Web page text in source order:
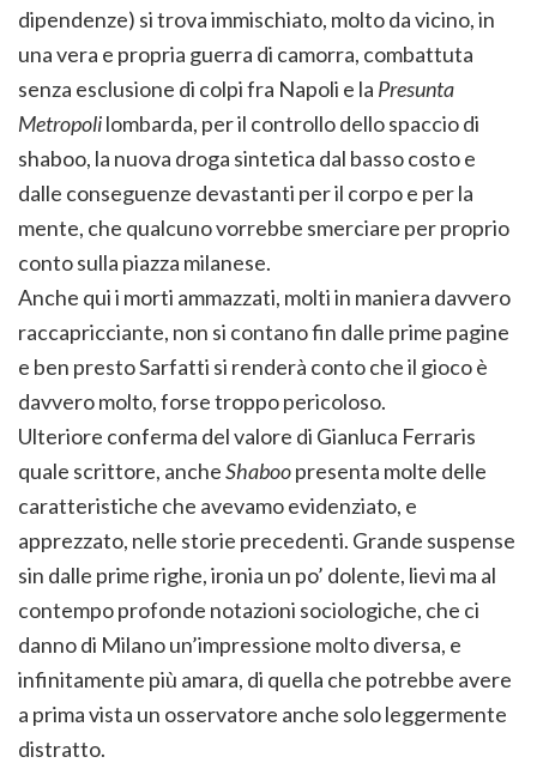
dipendenze) si trova immischiato, molto da vicino, in
una vera e propria guerra di camorra, combattuta
senza esclusione di colpi fra Napoli e la Presunta
Metropolilombarda, per il controllo dello spaccio di
shaboo, la nuova droga sintetica dal basso costo e
dalle conseguenze devastanti per il corpo e per la
mente, che qualcuno vorrebbe smerciare per proprio
conto sulla piazza milanese.
Anche qui i morti ammazzati, molti in maniera davvero
raccapricciante, non si contano fin dalle prime pagine
e ben presto Sarfatti si renderà conto che il gioco è
davvero molto, forse troppo pericoloso.
Ulteriore conferma del valore di Gianluca Ferraris
quale scrittore, ancheShaboopresenta molte delle
caratteristiche che avevamo evidenziato, e
apprezzato, nelle storie precedenti. Grande suspense
sin dalle prime righe, ironia un po’ dolente, lievi ma al
contempo profonde notazioni sociologiche, che ci
danno di Milano un’impressione molto diversa, e
infinitamente più amara, di quella che potrebbe avere
a prima vista un osservatore anche solo leggermente
distratto.